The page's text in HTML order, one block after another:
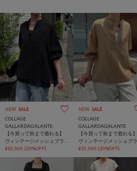
NEW SALE
COLLAGE
GALLARDAGALANTE
【今買って秋まで着れる】
ヴィンテージメッシュブラ
ウス/シアー
¥10,560 (20%OFF)
NEW SALE
COLLAGE
GALLARDAGALANTE
【今買って秋まで着れる】
ヴィンテージメッシュブラ
ウス/シアー
¥10,560 (20%OFF)